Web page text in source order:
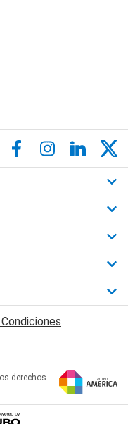
derechos